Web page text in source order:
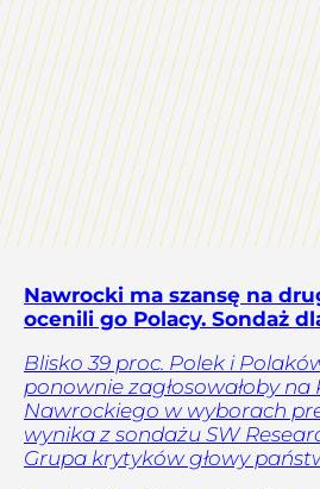
Nawrocki ma szansę na
ocenili go Polacy. Sondaż
Blisko 39 proc. Polek i
ponownie zagłosowałoby na
Nawrockiego w wyborach
wynika z sondażu SW
Grupa krytyków głowy